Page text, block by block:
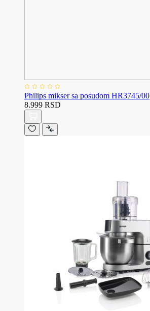
Philips mikser sa posudom HR3745/00
8.999 RSD